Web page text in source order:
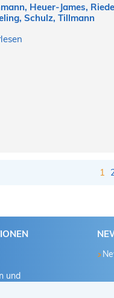
Heuer-James,
Schulz, Tillmann
1
und